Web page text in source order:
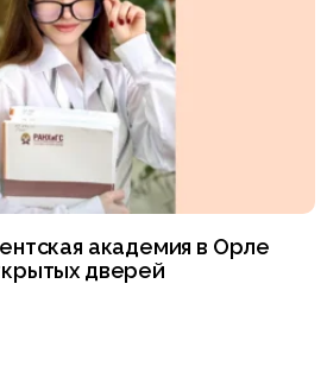
академия в Орле
дверей